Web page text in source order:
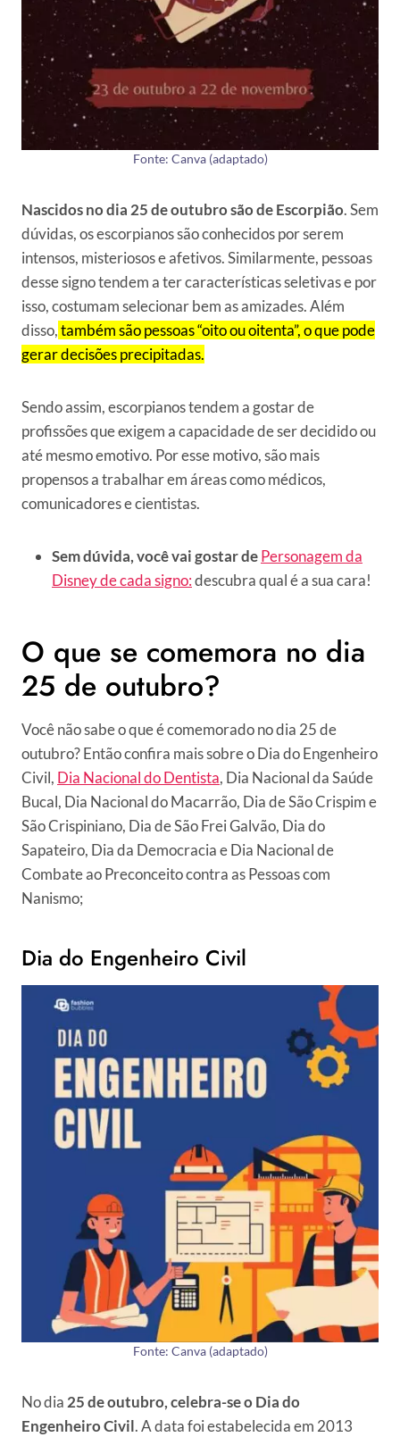
Fonte: Canva (adaptado)
Nascidos no dia 25 de outubro são de Escorpião. Sem
dúvidas, os escorpianos são conhecidos por serem
intensos, misteriosos e afetivos. Similarmente, pessoas
desse signo tendem a ter características seletivas e por
isso, costumam selecionar bem as amizades. Além
disso,também são pessoas “oito ou oitenta”, o que pode
gerar decisões precipitadas.
Sendo assim, escorpianos tendem a gostar de
profissões que exigem a capacidade de ser decidido ou
até mesmo emotivo. Por esse motivo, são mais
propensos a trabalhar em áreas como médicos,
comunicadores e cientistas.
Sem dúvida, você vai gostar dePersonagem da
Disney de cada signo:descubra qual é a sua cara!
O que se comemora no dia
25 de outubro?
Você não sabe o que é comemorado no dia 25 de
outubro? Então confira mais sobre o Dia do Engenheiro
Civil, Dia Nacional do Dentista, Dia Nacional da Saúde
Bucal, Dia Nacional do Macarrão, Dia de São Crispim e
São Crispiniano, Dia de São Frei Galvão, Dia do
Sapateiro, Dia da Democracia e Dia Nacional de
Combate ao Preconceito contra as Pessoas com
Nanismo;
Dia do Engenheiro Civil
Fonte: Canva (adaptado)
No dia25 de outubro, celebra-se o Dia do
Engenheiro Civil. A data foi estabelecida em 2013